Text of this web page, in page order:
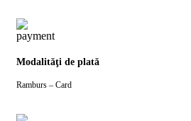
Modalităţi de plată
Ramburs – Card